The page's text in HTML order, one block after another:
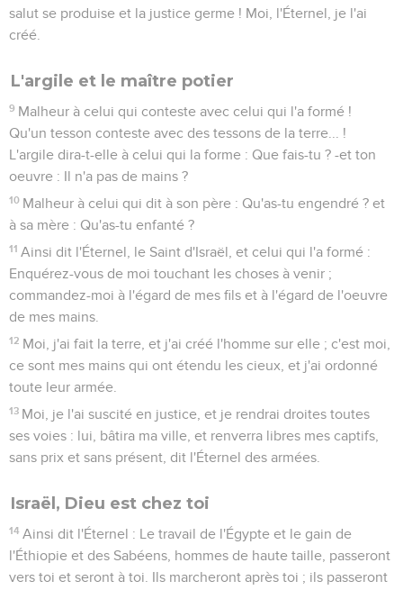
salut se produise et la justice germe ! Moi, l'Éternel, je l'ai
créé.
L'argile et le maître potier
9 Malheur à celui qui conteste avec celui qui l'a formé !
Qu'un tesson conteste avec des tessons de la terre... !
L'argile dira-t-elle à celui qui la forme : Que fais-tu ? -et ton
oeuvre : Il n'a pas de mains ?
10 Malheur à celui qui dit à son père : Qu'as-tu engendré ? et
à sa mère : Qu'as-tu enfanté ?
11 Ainsi dit l'Éternel, le Saint d'Israël, et celui qui l'a formé :
Enquérez-vous de moi touchant les choses à venir ;
commandez-moi à l'égard de mes fils et à l'égard de l'oeuvre
de mes mains.
12 Moi, j'ai fait la terre, et j'ai créé l'homme sur elle ; c'est moi,
ce sont mes mains qui ont étendu les cieux, et j'ai ordonné
toute leur armée.
13 Moi, je l'ai suscité en justice, et je rendrai droites toutes
ses voies : lui, bâtira ma ville, et renverra libres mes captifs,
sans prix et sans présent, dit l'Éternel des armées.
Israël, Dieu est chez toi
14 Ainsi dit l'Éternel : Le travail de l'Égypte et le gain de
l'Éthiopie et des Sabéens, hommes de haute taille, passeront
vers toi et seront à toi. Ils marcheront après toi ; ils passeront